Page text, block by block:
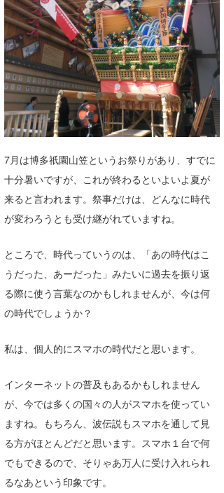
7月は博多祇園山笠というお祭りがあり、すでに
十分暑いですが、これが終わるといよいよ夏が
来ると言われます。祭事だけは、どんなに時代
が変わろうとも受け継がれていますね。
ところで、時代っていうのは、「あの時代はこ
うだった、あーだった」みたいに過去を振り返
る際に使う言葉なのかもしれませんが、今は何
の時代でしょうか？
私は、個人的にスマホの時代だと思います。
インターネットの普及もあるかもしれません
が、今では多くの国々の人がスマホを使ってい
ますね。もちろん、波伝説もスマホを通して見
る方がほとんどだと思います。スマホ１台で何
でもできるので、そりゃあ万人に受け入れられ
るなあという印象です。
大阪
四国
沖縄
サーファーズ
ライター/寄稿メディア
Core Surf Japan
Naoya Kimoto
mitsuteru Kamio
Yasunari Inoue
DELTA FORCE SURF
CBA Films
メディア
SURFMEDIA
Colors MAGAZINE
波伝説アンバサダー/プロライダー
福島寿実子
進士剛光
田原啓江
NOBUFUKU
波伝説スタッフ
Aichan
chan-U
G◎Da